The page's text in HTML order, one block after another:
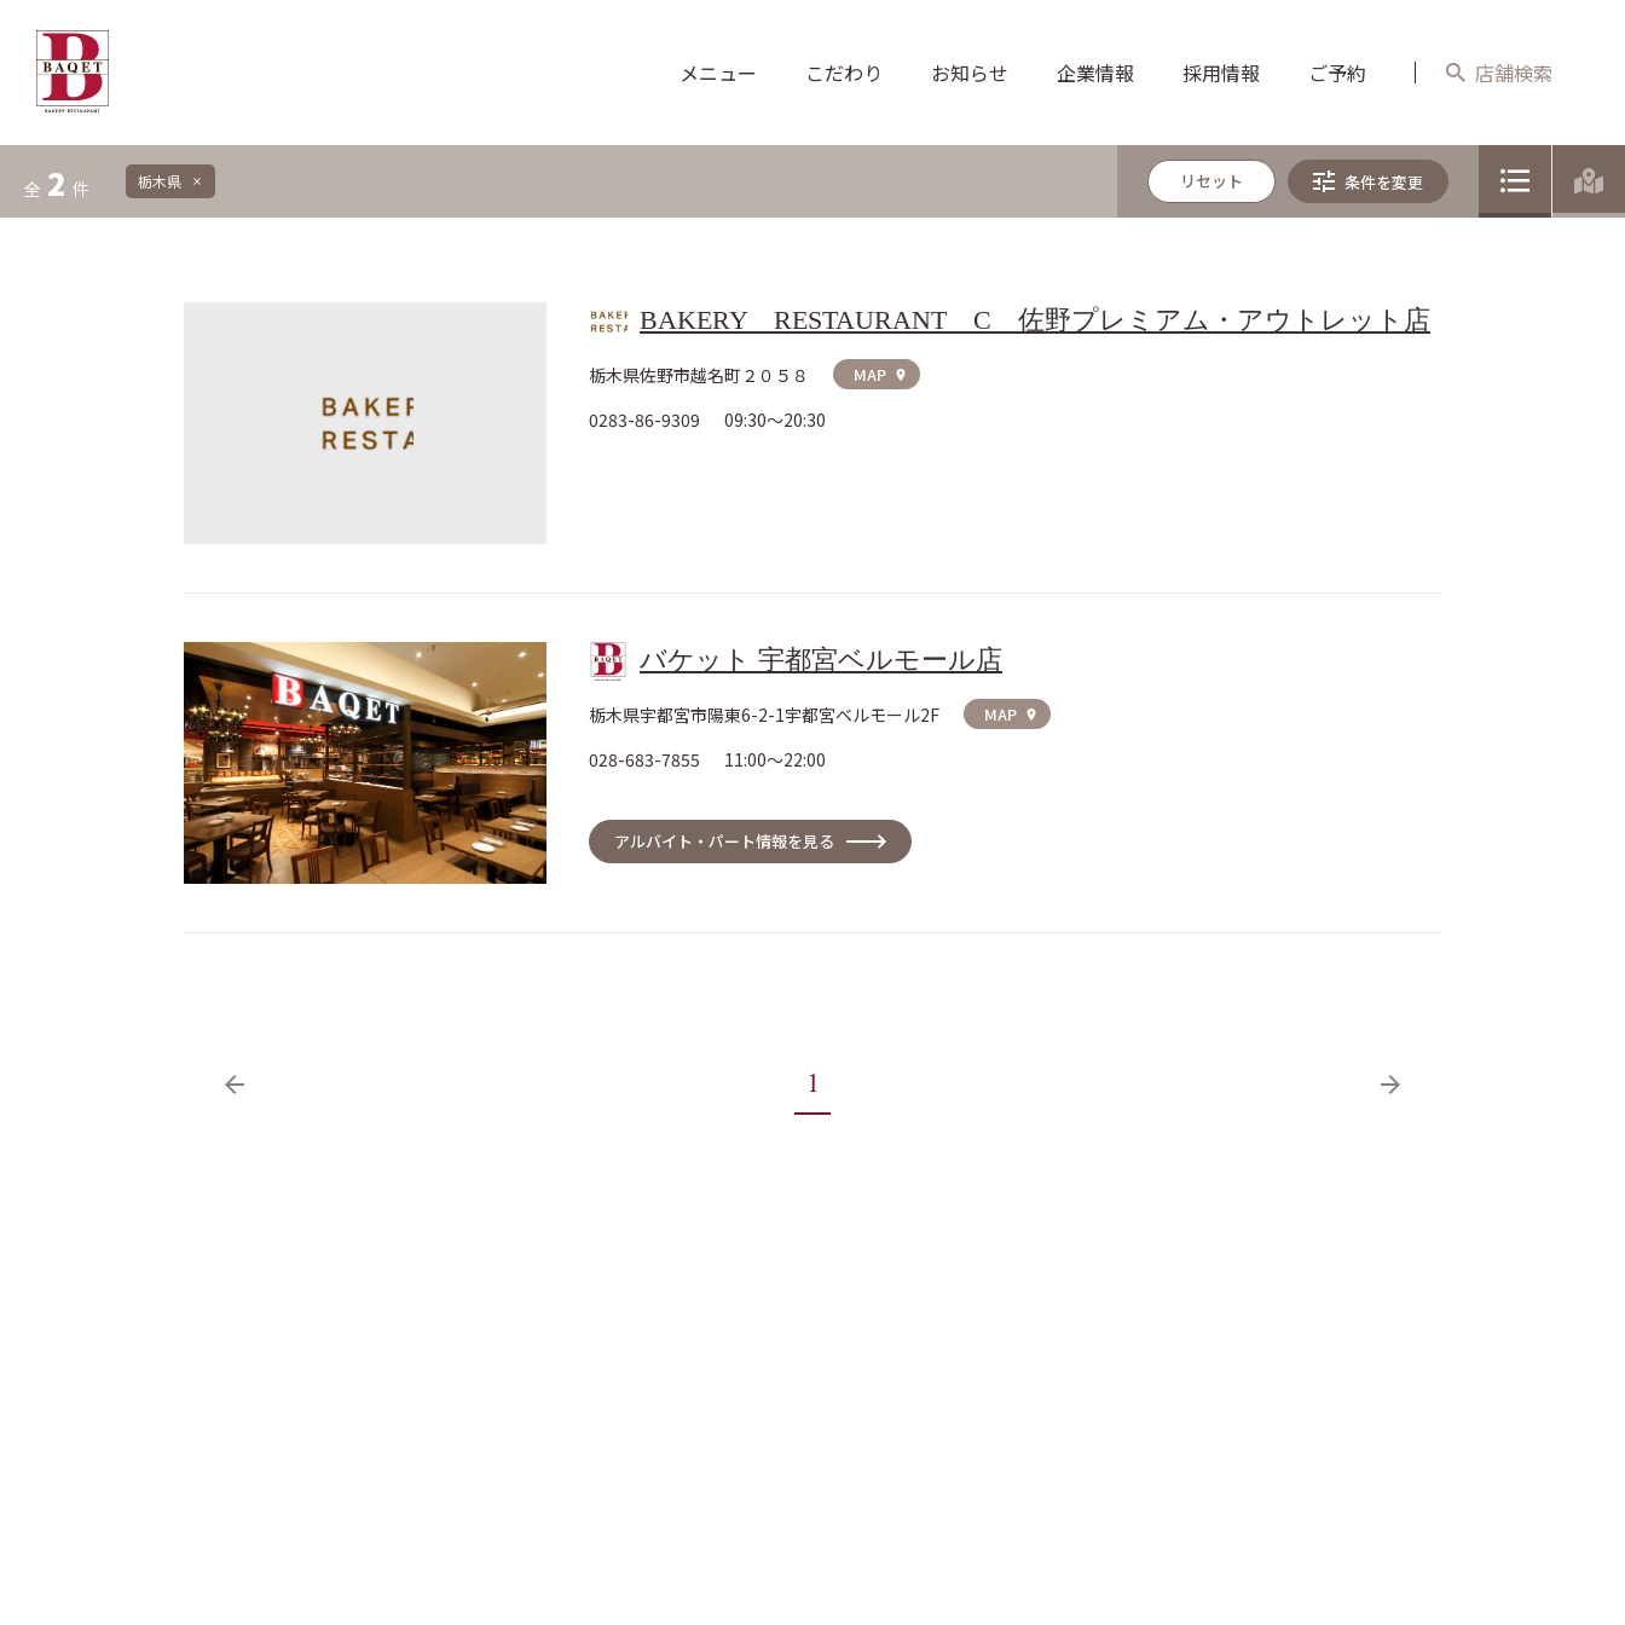
全 2 件 栃木県 close リセット 条件を変更
BAKERY RESTAURANT C 佐野プレミアム・アウトレット店
栃木県佐野市越名町２０５８ MAP location_on
0283-86-9309 09:30～20:30
バケット 宇都宮ベルモール店
栃木県宇都宮市陽東6-2-1宇都宮ベルモール2F MAP location_on
028-683-7855 11:00～22:00
アルバイト・パート情報を見る
1